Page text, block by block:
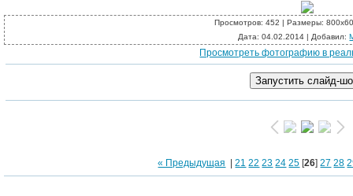
Термопанели
Просмотров: 452 | Размеры:
Дата: 04.02.2014 | Добавил:
Просмотреть фотографию в
« Предыдущая |21 22 23 24 25 [26]27 28